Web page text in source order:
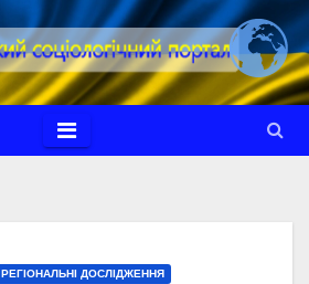
РЕГІОНАЛЬНІ ДОСЛІДЖЕННЯ